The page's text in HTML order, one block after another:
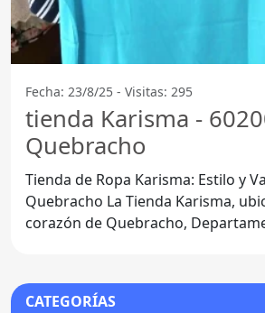
Fecha: 23/8/25 - Visitas: 295
tienda Karisma -
Quebracho
Tienda de Ropa Karisma: Estilo y
Quebracho La Tienda Karisma, ubicada en el
corazón de Quebracho,
CATEGORÍAS